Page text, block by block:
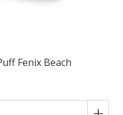
Fenix Beach